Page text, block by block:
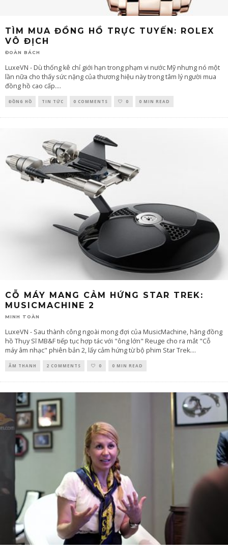
TÌM MUA ĐỒNG HỒ TRỰC TUYẾN: ROLEX
VÔ ĐỊCH
ĐOÀN BÁCH
LuxeVN - Dù thống kê chỉ giới hạn trong phạm vi nước Mỹ nhưng nó một
lần nữa cho thấy sức nặng của thương hiệu này trong tâm lý người mua
đồng hồ cao cấp....
ĐỒNG HỒ TIN TỨC 0 COMMENTS 0 0 MIN READ
CỖ MÁY MANG CẢM HỨNG STAR TREK:
MUSICMACHINE 2
MINH TOÀN
LuxeVN - Sau thành công ngoài mong đợi của MusicMachine, hãng đồng
hồ Thụy Sĩ MB&F tiếp tục hợp tác với "ông lớn" Reuge cho ra mắt "Cỗ
máy âm nhạc" phiên bản 2, lấy cảm hứng từ bộ phim Star Trek....
ÂM THANH 2 COMMENTS 0 0 MIN READ